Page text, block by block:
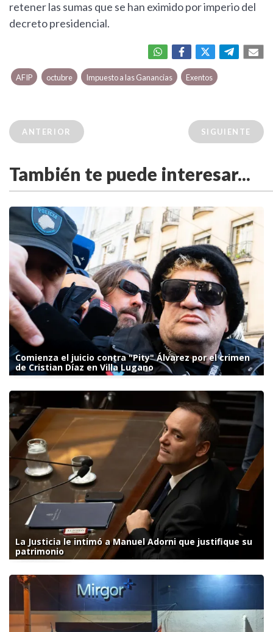
retener las sumas que se han eximido por imperio del
decreto presidencial.
AFIP octubre Impuesto a las Ganancias Exentos
ANTERIOR SIGUIENTE
También te puede interesar...
Comienza el juicio contra "Pity" Álvarez por el crimen
de Cristian Díaz en Villa Lugano
La Justicia le intimó a Manuel Adorni que justifique su
patrimonio